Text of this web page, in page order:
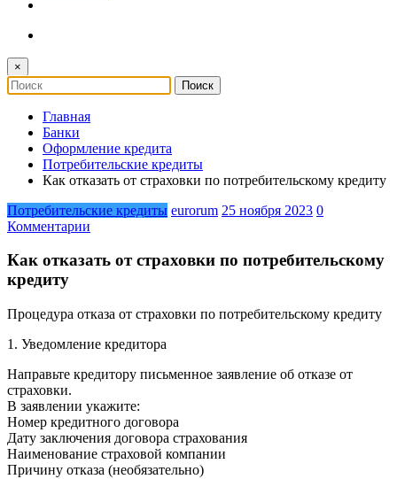
×
Главная
Банки
Оформление кредита
Потребительские кредиты
Как отказать от страховки по потребительскому кредиту
Потребительские кредиты eurorum 25 ноября 2023 0
Комментарии
Как отказать от страховки по потребительскому
кредиту
Процедура отказа от страховки по потребительскому кредиту
1. Уведомление кредитора
Направьте кредитору письменное заявление об отказе от
страховки.
В заявлении укажите:
Номер кредитного договора
Дату заключения договора страхования
Наименование страховой компании
Причину отказа (необязательно)